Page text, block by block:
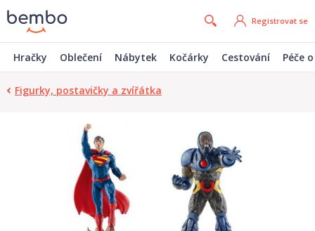
Registrovat se
Hračky Oblečení Nábytek Kočárky Cestování Péče
Figurky, postavičky a zvířátka